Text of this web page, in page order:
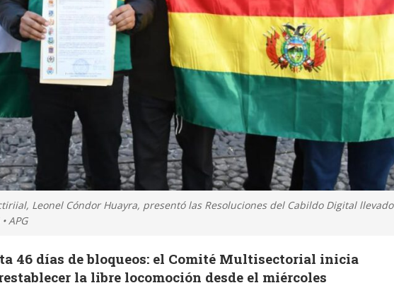
Leonel Cóndor Huayra, presentó las Resoluciones del Cabildo Digital llevado
APG
46 días de bloqueos: el Comité Multisectorial inicia
la libre locomoción desde el miércoles